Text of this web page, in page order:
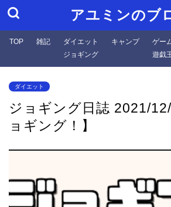
アユミンのブ
TOP 雑記
ダイエット
ジョギング
キャンプ
ゲー
遊戯
ダイエット
ジョギング日誌 2021/
ョギング！】